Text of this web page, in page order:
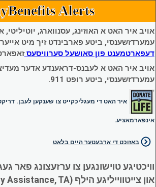
Alerts
אויב איר האט א האוזינג, עסנווארג, יוטיליטי,
עמערדזשענסי, ביטע פארבינדט זיך מיט
דעפארטמענט פון סאושעל סערוויסעס
אויב איר האט א לעבנס-דראענדע אדער
עמערדזשענסי, ביטע רופט 911.
איר האט די מעגליכקייט צו שענקען לעבן.
אינפארמאציע.
באזוכט די ארבעטער היים בלאט